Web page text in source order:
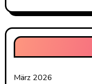
März 2026